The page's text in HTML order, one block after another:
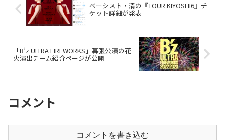
ベーシスト・清の『TOUR KIYOSHI6』チ
ケット詳細が発表
「B’z ULTRA FIREWORKS」幕張公演の花
火演出チーム紹介ページが公開
コメント
コメントを書き込む